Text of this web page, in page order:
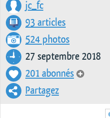
jc_fc
93 articles
524 photos
27 septembre 2018
201 abonnés
Partagez